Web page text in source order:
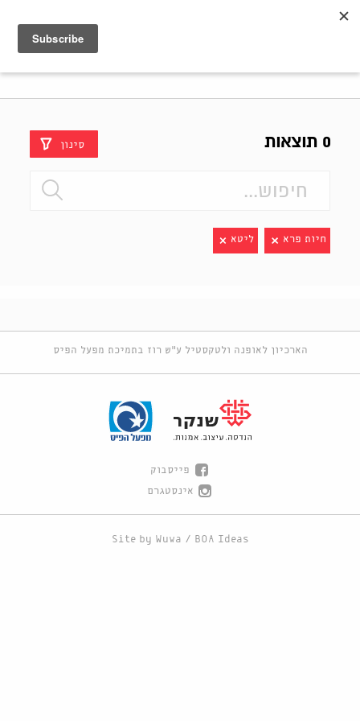
0 תוצאות סינון
חיות פרא ליטא
הארכיון לאופנה ולטקסטיל ע"ש רוז בתמיכת מפעל הפיס
פייסבוק
אינסטגרם
Site by Wuwa / BOA Ideas